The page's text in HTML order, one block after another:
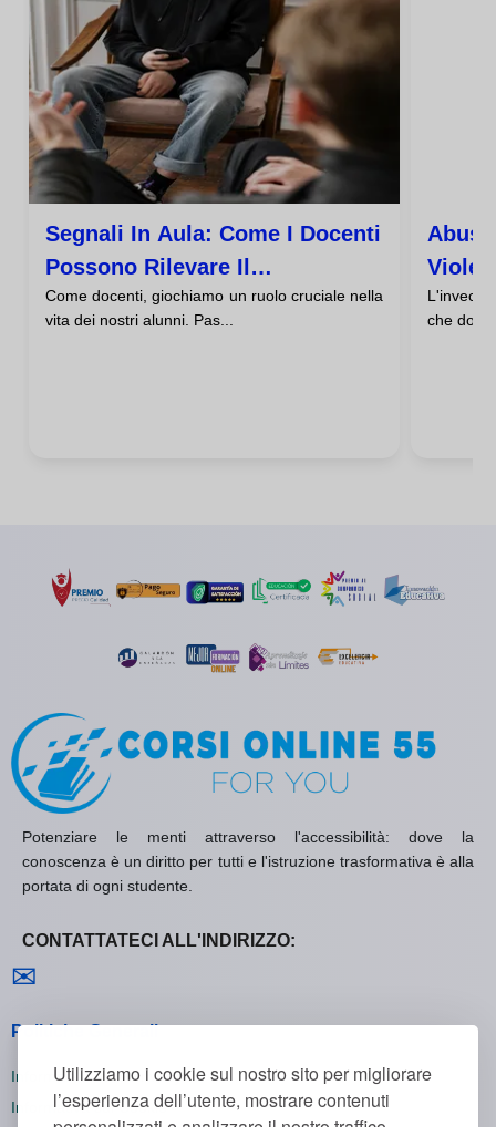
Utilizziamo i cookie sul nostro sito per migliorare
l’esperienza dell’utente, mostrare contenuti
Segnali In Aula: Come I Docenti
Possono Rilevare Il
Maltrattamento In Casa
Come docenti, giochiamo un ruolo cruciale nella
vita dei nostri alunni. Pas...
che
Potenziare le menti attraverso l'accessibilità: dove la
conoscenza è un diritto per tutti e l'istruzione trasformativa è alla
portata di ogni studente.
CONTATTATECI ALL'INDIRIZZO:
✉
Politiche Generali
Informativa sulla Privacy
Informativa sui Cookie